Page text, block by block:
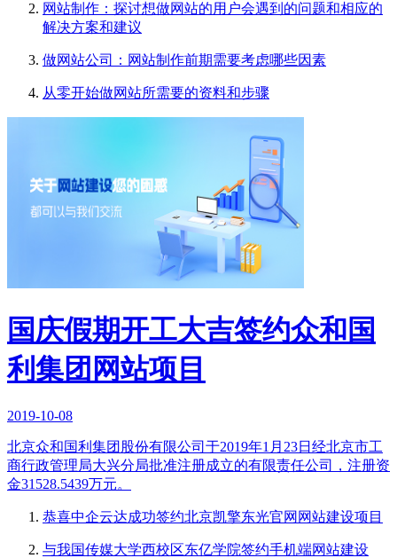
网站制作：探讨想做网站的用户会遇到的问题和相应的
解决方案和建议
做网站公司：网站制作前期需要考虑哪些因素
从零开始做网站所需要的资料和步骤
国庆假期开工大吉签约众和国
利集团网站项目
2019-10-08
北京众和国利集团股份有限公司于2019年1月23日经北京市工
商行政管理局大兴分局批准注册成立的有限责任公司，注册资
金31528.5439万元。
恭喜中企云达成功签约北京凯擎东光官网网站建设项目
与我国传媒大学西校区东亿学院签约手机端网站建设